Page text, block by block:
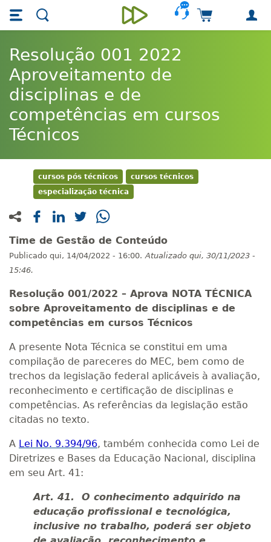
Skip main navigation
Skip to main content
Unieducar
Carrinho de
Resolução 001 2022
Aproveitamento de
disciplinas e de
competências em cursos
Técnicos
cursos pós técnicos
cursos técnicos
especialização técnica
Time de Gestão de Conteúdo
Publicado qui, 14/04/2022 - 16:00. Atualizado qui, 30/11/2023 -
15:46.
Resolução 001/2022 – Aprova NOTA TÉCNICA
sobre Aproveitamento de disciplinas e de
competências em cursos Técnicos
A presente Nota Técnica se constitui em uma
compilação de pareceres do MEC, bem como de
trechos da legislação federal aplicáveis à avaliação,
reconhecimento e certificação de disciplinas e
competências. As referências da legislação estão
citadas no texto.
A Lei No. 9.394/96, também conhecida como Lei de
Diretrizes e Bases da Educação Nacional, disciplina
em seu Art. 41:
Art. 41. O conhecimento adquirido na
educação profissional e tecnológica,
inclusive no trabalho, poderá ser objeto